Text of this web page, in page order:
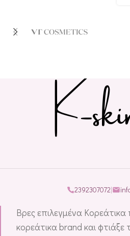
2392307072|
Βρες επιλεγμένα
κορεάτικα brand και